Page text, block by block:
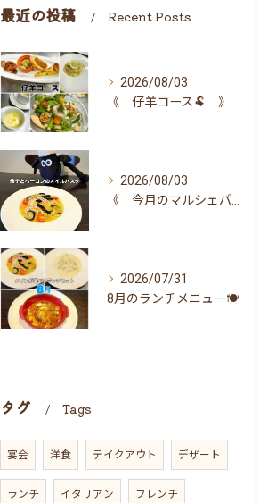
最近の投稿 Recent Posts
2026/08/03
《 仔羊コース🐏 》
2026/08/03
2026/07/31
8月のランチメニュー🍽
タグ Tags
宴会 洋食 テイクアウト デザート
ランチ イタリアン フレンチ